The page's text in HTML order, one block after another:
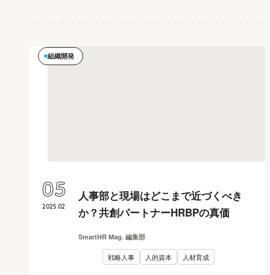
組織開発
人事部と現場はどこまで近づくべき
か？共創パートナーHRBPの真価
SmartHR Mag. 編集部
戦略人事 人的資本 人材育成
2025.02
05